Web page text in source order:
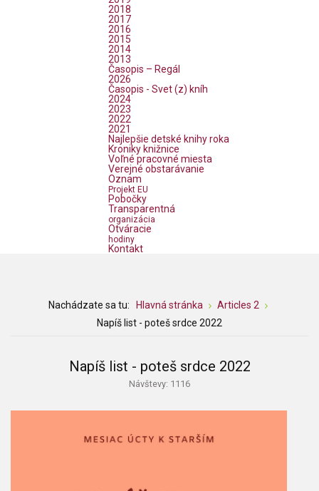
2018
2017
2016
2015
2014
2013
Časopis – Regál
2026
Časopis - Svet (z) kníh
2024
2023
2022
2021
Najlepšie detské knihy roka
Kroniky knižnice
Voľné pracovné miesta
Verejné obstarávanie
Oznam
Projekt EU
Pobočky
Transparentná
organizácia
Otváracie
hodiny
Kontakt
Nachádzate sa tu: Hlavná stránka
Articles 2
Napíš list - poteš srdce 2022
Napíš list - poteš srdce 2022
Návštevy: 1116